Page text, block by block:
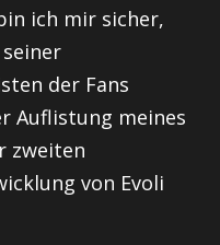
ich mir sicher,
der Fans
Auflistung meines
zweiten
von Evoli